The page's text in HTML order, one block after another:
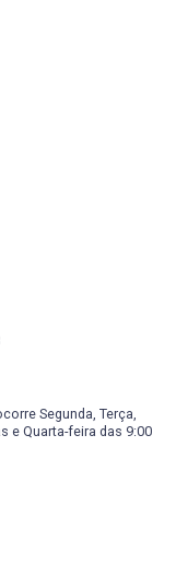
Segunda, Terça,
e Quarta-feira das 9:00